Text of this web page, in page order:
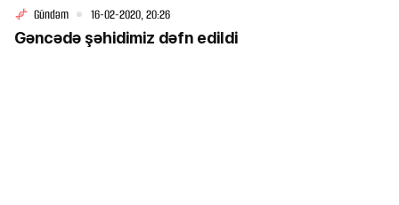
Gündəm 16-02-2020, 20:26
Gəncədə şəhidimiz dəfn edildi